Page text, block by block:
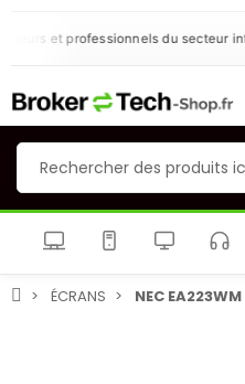
et professionnels du secteur
ÉCRANS NEC